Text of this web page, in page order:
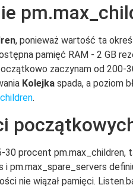
, ponieważ wartość ta
pamięć RAM - 2 GB
zaczynam od
Kolejka spada, a poziom
.
30 procent pm.max_children,
pm.max_spare_servers
nie wiązał pamięci.